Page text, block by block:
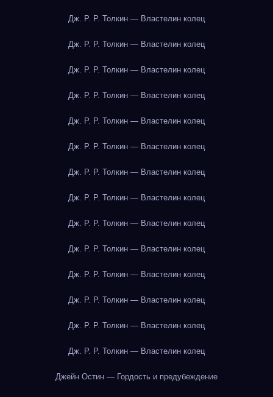
Дж. Р. Р. Толкин — Властелин колец
Дж. Р. Р. Толкин — Властелин колец
Дж. Р. Р. Толкин — Властелин колец
Дж. Р. Р. Толкин — Властелин колец
Дж. Р. Р. Толкин — Властелин колец
Дж. Р. Р. Толкин — Властелин колец
Дж. Р. Р. Толкин — Властелин колец
Дж. Р. Р. Толкин — Властелин колец
Дж. Р. Р. Толкин — Властелин колец
Дж. Р. Р. Толкин — Властелин колец
Дж. Р. Р. Толкин — Властелин колец
Дж. Р. Р. Толкин — Властелин колец
Дж. Р. Р. Толкин — Властелин колец
Дж. Р. Р. Толкин — Властелин колец
Джейн Остин — Гордость и предубеждение